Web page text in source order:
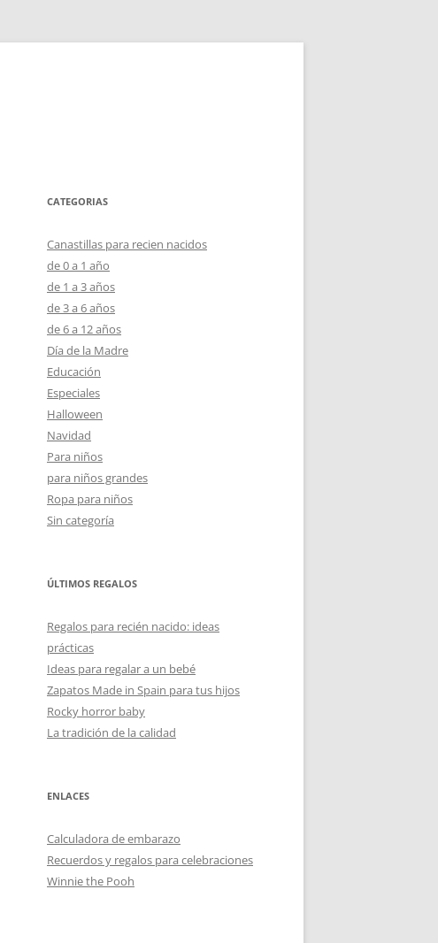
CATEGORIAS
Canastillas para recien nacidos
de 0 a 1 año
de 1 a 3 años
de 3 a 6 años
de 6 a 12 años
Día de la Madre
Educación
Especiales
Halloween
Navidad
Para niños
para niños grandes
Ropa para niños
Sin categoría
ÚLTIMOS REGALOS
Regalos para recién nacido: ideas
prácticas
Ideas para regalar a un bebé
Zapatos Made in Spain para tus hijos
Rocky horror baby
La tradición de la calidad
ENLACES
Calculadora de embarazo
Recuerdos y regalos para celebraciones
Winnie the Pooh